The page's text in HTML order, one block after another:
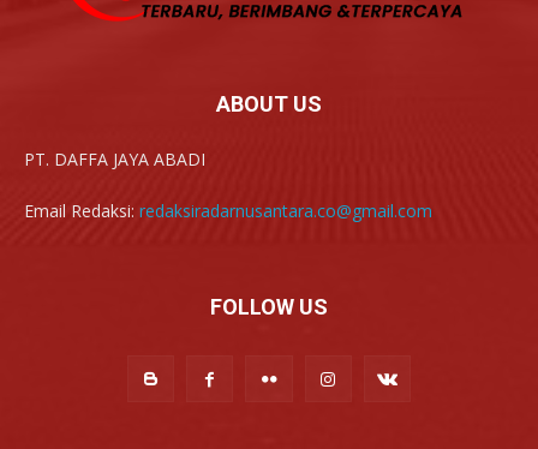
ABOUT US
PT. DAFFA JAYA ABADI
Email Redaksi: redaksiradarnusantara.co@gmail.com
FOLLOW US